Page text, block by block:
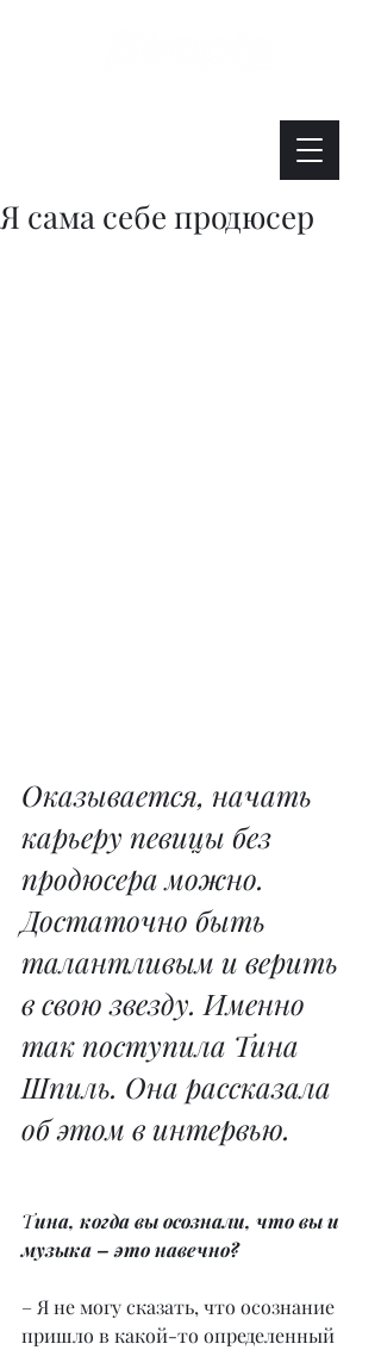
Я сама себе продюсер
Оказывается, начать
карьеру певицы без
продюсера можно.
Достаточно быть
талантливым и верить
в свою звезду. Именно
так поступила Тина
Шпиль. Она рассказала
об этом в интервью.
Тина, когда вы осознали, что вы и
музыка – это навечно?
– Я не могу сказать, что осознание
пришло в какой-то определенный